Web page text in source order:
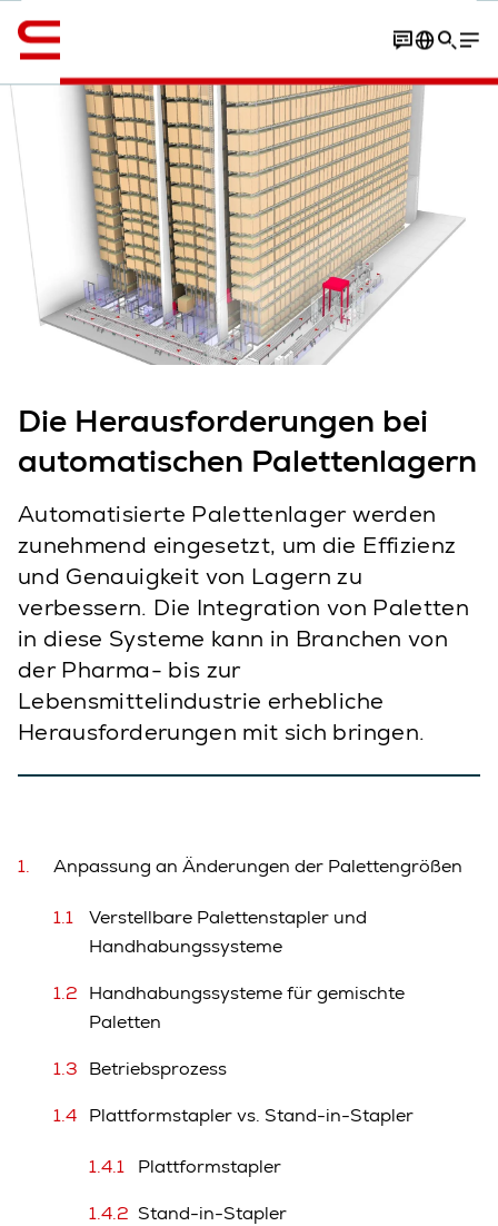
Content overview
Kontakt
Englisch / English
Die Herausforderungen bei
automatischen Palettenlagern
Automatisierte Palettenlager werden
zunehmend eingesetzt, um die Effizienz
und Genauigkeit von Lagern zu
verbessern. Die Integration von Paletten
in diese Systeme kann in Branchen von
der Pharma- bis zur
Lebensmittelindustrie erhebliche
Herausforderungen mit sich bringen.
Anpassung an Änderungen der Palettengrößen
Verstellbare Palettenstapler und
Handhabungssysteme
Handhabungssysteme für gemischte
Paletten
Betriebsprozess
Plattformstapler vs. Stand-in-Stapler
Plattformstapler
Stand-in-Stapler